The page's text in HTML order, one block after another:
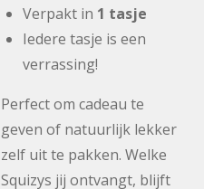
Verpakt in 1 tasje
Iedere tasje is een
verrassing!
Perfect om cadeau te
geven of natuurlijk lekker
zelf uit te pakken. Welke
Squizys jij ontvangt, blijft